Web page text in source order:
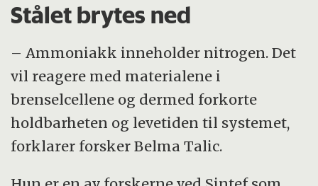
Stålet brytes ned
– Ammoniakk inneholder nitrogen. Det
vil reagere med materialene i
brenselcellene og dermed forkorte
holdbarheten og levetiden til systemet,
forklarer forsker Belma Talic.